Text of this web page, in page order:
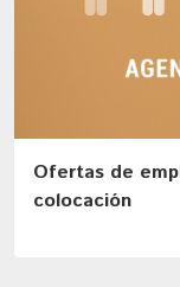
Ofertas de
colocación